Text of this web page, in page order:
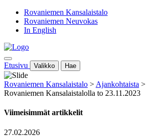
Rovaniemen Kansalaistalo
Rovaniemen Neuvokas
In English
Etusivu Valikko Hae
Rovaniemen Kansalaistalo > Ajankohtaista >
Rovaniemen Kansalaistalolla to 23.11.2023
Viimeisimmät artikkelit
27.02.2026